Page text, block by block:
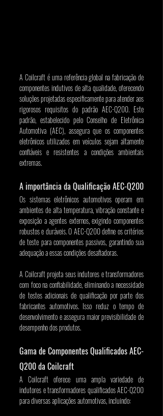
A Coilcraft é uma referência global na fabricação de
componentes indutivos de alta qualidade, oferecendo
soluções projetadas especificamente para atender aos
rigorosos requisitos do padrão AEC-Q200. Este
padrão, estabelecido pelo Conselho de Eletrônica
Automotiva (AEC), assegura que os componentes
eletrônicos utilizados em veículos sejam altamente
confiáveis e resistentes a condições ambientais
extremas.
A importância da Qualificação AEC-Q200
Os sistemas eletrônicos automotivos operam em
ambientes de alta temperatura, vibração constante e
exposição a agentes externos, exigindo componentes
robustos e duráveis. O AEC-Q200 define os critérios
de teste para componentes passivos, garantindo sua
adequação a essas condições desafiadoras.
A Coilcraft projeta seus indutores e transformadores
com foco na confiabilidade, eliminando a necessidade
de testes adicionais de qualificação por parte dos
fabricantes automotivos. Isso reduz o tempo de
desenvolvimento e assegura maior previsibilidade de
desempenho dos produtos.
Gama de Componentes Qualificados AEC-
Q200 da Coilcraft
A Coilcraft oferece uma ampla variedade de
indutores e transformadores qualificados AEC-Q200
para diversas aplicações automotivas, incluindo: